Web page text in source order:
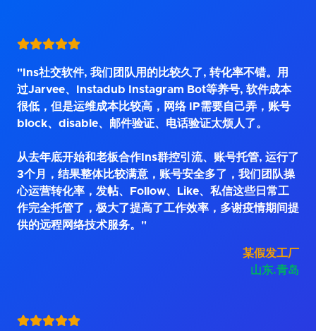
"Ins社交软件, 我们团队用的比较久了, 转化率不错。用
过Jarvee、Instadub Instagram Bot等养号, 软件成本
很低，但是运维成本比较高，网络 IP需要自己弄，账号
block、disable、邮件验证、电话验证太烦人了。
从去年底开始和老板合作Ins群控引流、账号托管, 运行了
3个月，结果整体比较满意，账号安全多了，我们团队操
心运营转化率，发帖、Follow、Like、私信这些日常工
作完全托管了，极大了提高了工作效率，多谢疫情期间提
供的远程网络技术服务。"
某假发工厂
山东.青岛